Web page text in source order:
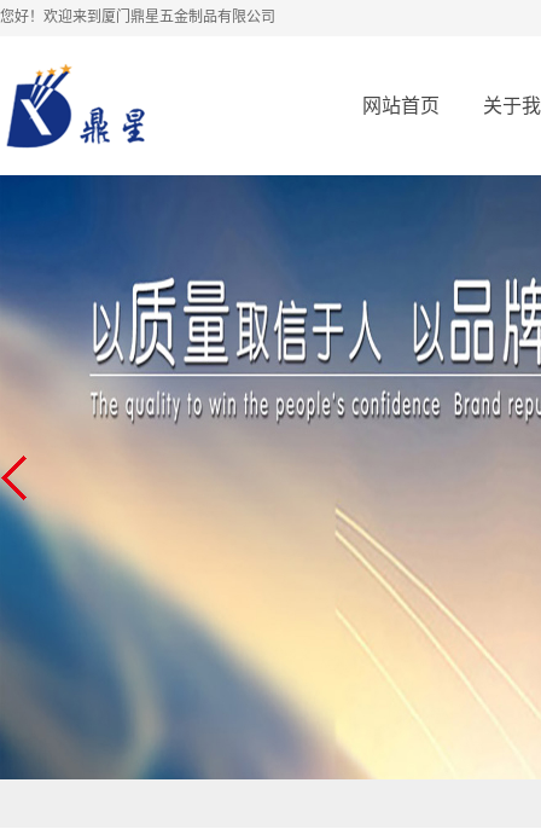
您好！欢迎来到厦门鼎星五金制品有限公司
网站首页 关于